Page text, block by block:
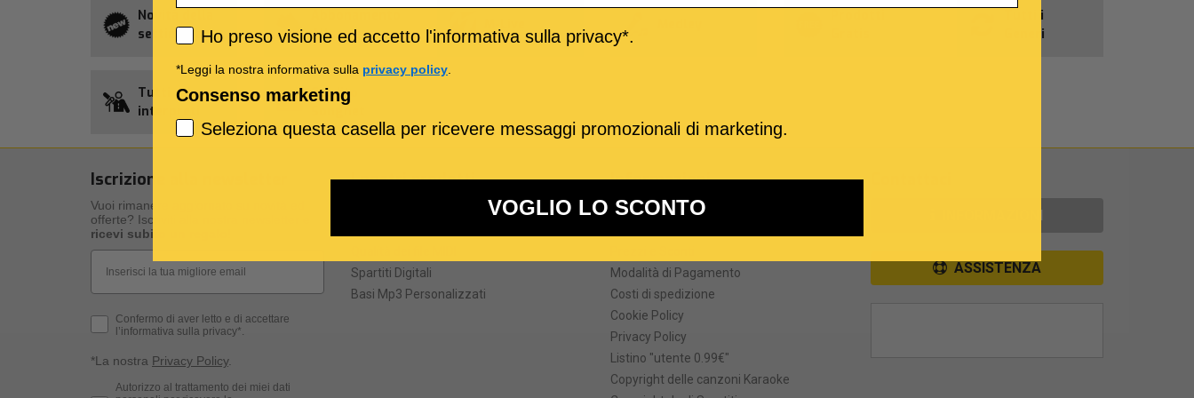
Novità della
settimana
Allsongs
Tutti i
Generi
Tutti gli
interpreti
Credito
Iscrizione alla newsletter
Vuoi rimanere aggiornato su novità ed
offerte? Iscriviti alla nostra newsletter e
ricevi subito un regalo
Privacy Policy
Confermo di aver letto e di accettare
l’informativa sulla privacy*.
*La nostra Privacy Policy.
Consenso Marketing
Autorizzo al trattamento dei miei dati
I nostri prodotti
Spartiti Digitali
Basi Mp3 Personalizzati
Informazioni
Termini e Condizioni
Modalità di Pagamento
Costi di spedizione
Cookie Policy
Privacy Policy
Listino "utente 0.99€"
Copyright delle canzoni Karaoke
INFORMAZIONI
ASSISTENZA
Privacy policy
Ho preso visione ed accetto l'informativa sulla privacy*.
*Leggi la nostra informativa sulla privacy policy
Consenso marketing
Seleziona questa casella per ricevere messaggi promozionali di marketing.
VOGLIO LO SCONTO